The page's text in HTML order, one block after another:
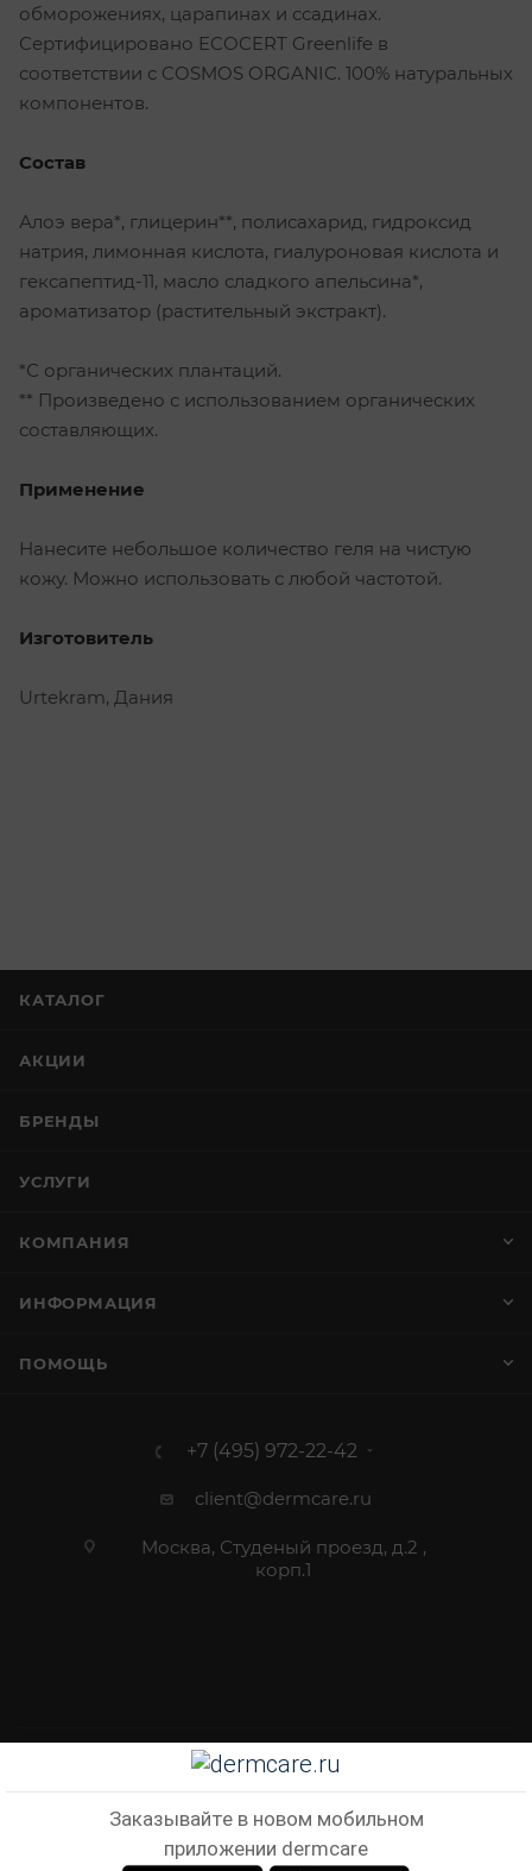
В КОРЗИНУ
обморожениях, царапинах и ссадинах.
Сертифицировано ECOCERT Greenlife в
соответствии с COSMOS ORGANIC. 100% натуральных
компонентов.
Состав
Алоэ вера*, глицерин**, полисахарид, гидроксид
натрия, лимонная кислота, гиалуроновая кислота и
гексапептид-11, масло сладкого апельсина*,
ароматизатор (растительный экстракт).
*С органических плантаций.
** Произведено с использованием органических
составляющих.
Применение
Нанесите небольшое количество геля на чистую
кожу. Можно использовать с любой частотой.
Изготовитель
Urtekram, Дания
КАТАЛОГ
АКЦИИ
БРЕНДЫ
УСЛУГИ
КОМПАНИЯ
ИНФОРМАЦИЯ
ПОМОЩЬ
+7 (495) 972-22-42
client@dermcare.ru
Москва, Студеный проезд, д.2 ,
корп.1
2012 - 2026 © Dermcare.ru - интернет-магазин косметики
Заказывайте в новом мобильном
приложении dermcare